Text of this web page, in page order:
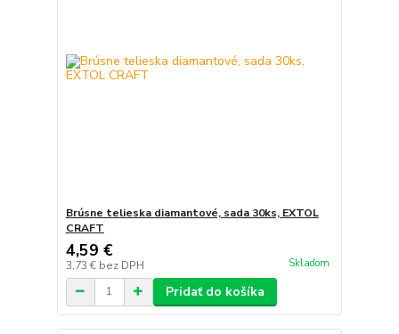
Brúsne telieska diamantové, sada 30ks, EXTOL
CRAFT
4,59 €
3,73 € bez DPH Skladom
Pridať do košíka